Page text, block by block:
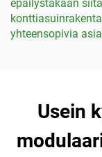
epäilystäkään
yhteensopivia
Usein